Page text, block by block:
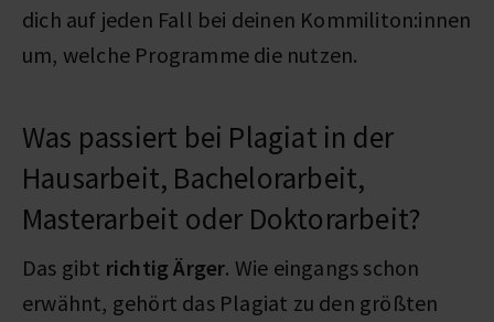
dich auf jeden Fall bei deinen Kommiliton:innen
um, welche Programme die nutzen.
Was passiert bei Plagiat in der
Hausarbeit, Bachelorarbeit,
Masterarbeit oder Doktorarbeit?
Das gibt richtig Ärger. Wie eingangs schon
erwähnt, gehört das Plagiat zu den größten